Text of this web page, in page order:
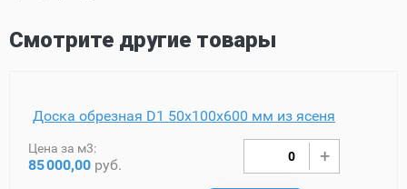
Смотрите другие товары
Доска обрезная D1 50х100х600 мм из ясеня
Цена за м3:
85000,00 руб.